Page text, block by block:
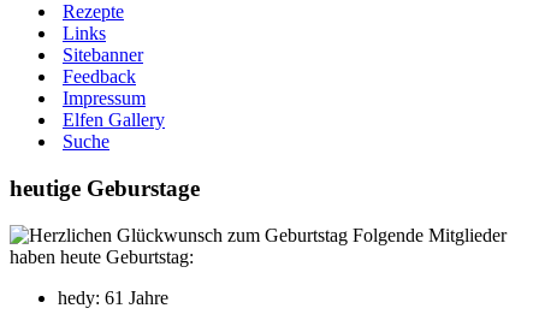
Rezepte
Links
Sitebanner
Feedback
Impressum
Elfen Gallery
Suche
heutige Geburstage
Folgende Mitglieder
haben heute Geburtstag:
hedy: 61 Jahre